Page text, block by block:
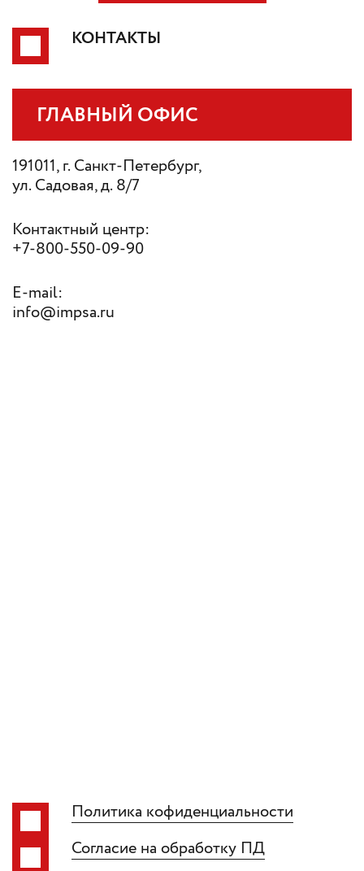
КОНТАКТЫ
ГЛАВНЫЙ ОФИС
191011, г. Санкт-Петербург,
ул. Садовая, д. 8/7
Контактный центр:
+7-800-550-09-90
E-mail:
info@impsa.ru
Политика кофиденциальности
Согласие на обработку ПД